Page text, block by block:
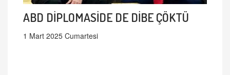
ABD DİPLOMASİDE DE DİBE ÇÖKTÜ
1 Mart 2025 Cumartesi